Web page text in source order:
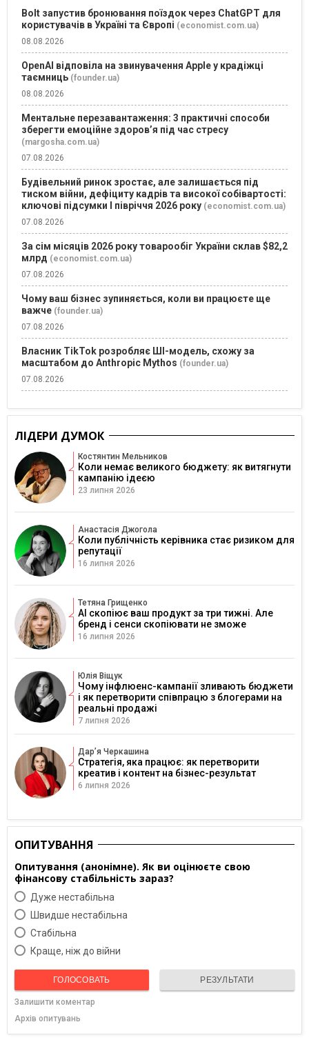
Bolt запустив бронювання поїздок через ChatGPT для
користувачів в Україні та Європі (economist.com.ua)
08.08.2026
OpenAI відповіла на звинувачення Apple у крадіжці
таємниць (founder.ua)
08.08.2026
Ментальне перезавантаження: 3 практичні способи
зберегти емоційне здоров’я під час стресу
(margosha.com.ua)
07.08.2026
Будівельний ринок зростає, але залишається під
тиском війни, дефіциту кадрів та високої собівартості:
ключові підсумки І півріччя 2026 року (economist.com.ua)
07.08.2026
За сім місяців 2026 року товарообіг України склав $82,2
млрд (economist.com.ua)
07.08.2026
Чому ваш бізнес зупиняється, коли ви працюєте ще
важче (founder.ua)
07.08.2026
Власник TikTok розробляє ШІ-модель, схожу за
масштабом до Anthropic Mythos (founder.ua)
07.08.2026
ЛІДЕРИ ДУМОК
Костянтин Мельников
Коли немає великого бюджету: як витягнути
кампанію ідеєю
23 липня 2026
Анастасія Джогола
Коли публічність керівника стає ризиком для
репутації
16 липня 2026
Тетяна Грищенко
AI скопіює ваш продукт за три тижні. Але
бренд і сенси скопіювати не зможе
16 липня 2026
Юлія Віщук
Чому інфлюенс-кампанії зливають бюджети
і як перетворити співпрацю з блогерами на
реальні продажі
7 липня 2026
Дарʼя Черкашина
Стратегія, яка працює: як перетворити
креатив і контент на бізнес-результат
6 липня 2026
ОПИТУВАННЯ
Опитування (анонімне). Як ви оцінюєте свою
фінансову стабільність зараз?
Дуже нестабільна
Швидше нестабільна
Cтабільна
Краще, ніж до війни
ГОЛОСОВАТЬ РЕЗУЛЬТАТИ
Залишити коментар
Архів опитувань